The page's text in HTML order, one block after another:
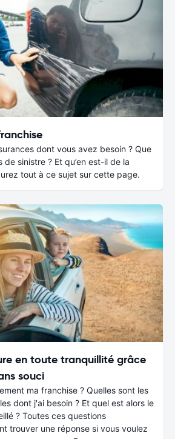
dont vous avez besoin ? Que
sinistre ? Et qu’en est-il de la
tout à ce sujet sur cette page.
en toute tranquillité grâce
souci
ma franchise ? Quelles sont les
dont j'ai besoin ? Et quel est alors le
? Toutes ces questions
trouver une réponse si vous voulez